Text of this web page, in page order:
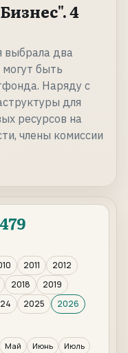
4
выбрала два
быть
Наряду с
для
ресурсов на
члены комиссии
2011
2012
2018
2019
2025
2026
Май Июнь
Июль